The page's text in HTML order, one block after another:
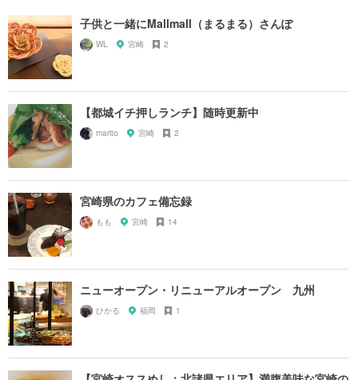
子供と一緒にMallmall（まるまる）さんぽ
WL 宮崎 2
【都城イチ押しランチ】随時更新中
marito 宮崎 2
宮崎県のカフェ備忘録
もも 宮崎 14
ニューオープン・リニューアルオープン 九州
ひかる 福岡 1